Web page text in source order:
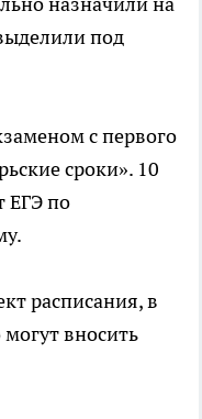
под
с первого
сроки». 10
ЕГЭ по
расписания, в
могут вносить